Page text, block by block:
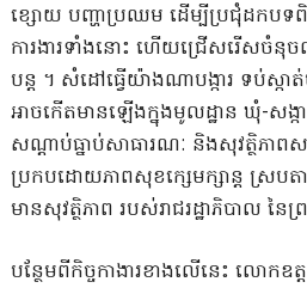
ខ្សោយ បញ្ហា​ប្រឈម ដើម្បី​ប្រជុំ​ដក​បទ
ការងារ​ទាំងនោះ ហើយ​ជ្រើសរើស​ចំនុ
បន្ត ។ សំដៅ​ធ្វើយ៉ាងណា​បង្ការ ទប់ស្ក
អាច​កើតមានឡើង​ក្នុង​មូលដ្ឋាន ឃុំ​-​សង្ក
សណ្តាប់ធ្នាប់​សាធារណៈ និង​សុវត្ថិភាព​
ប្រកបដោយ​ភាព​សុខក្សេមក្សាន្ត ស្រ
មាន​សុវត្ថិភាព របស់​រាជរដ្ឋាភិបាល នៃ​ព្
បន្ថែម​ពី​កិច្ចកា​ងារ​ខាងលើនេះ លោ